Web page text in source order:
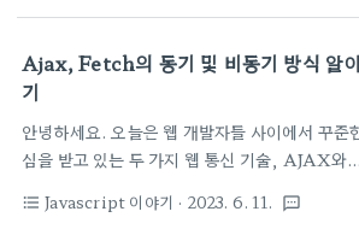
Ajax, Fetch의 동기 및 비동기 방식 알
기
안녕하세요. 오늘은 웹 개발자들 사이에서 꾸준
심을 받고 있는 두 가지 웹 통신 기술, AJAX와
서버와 통신하는 데 있어 각각 동기와 비동기 방
format_list_bulleted Javascript 이야기 · 2023. 6. 11. textsms